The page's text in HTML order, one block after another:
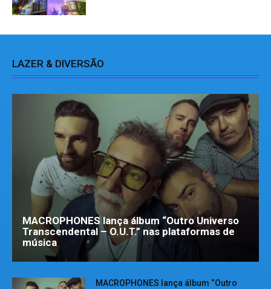
LAZER & DIVERSÃO
MACROPHONES lança álbum “Outro Universo
Transcendental – O.U.T.” nas plataformas de
música
MACROPHONES lança álbum “Outro